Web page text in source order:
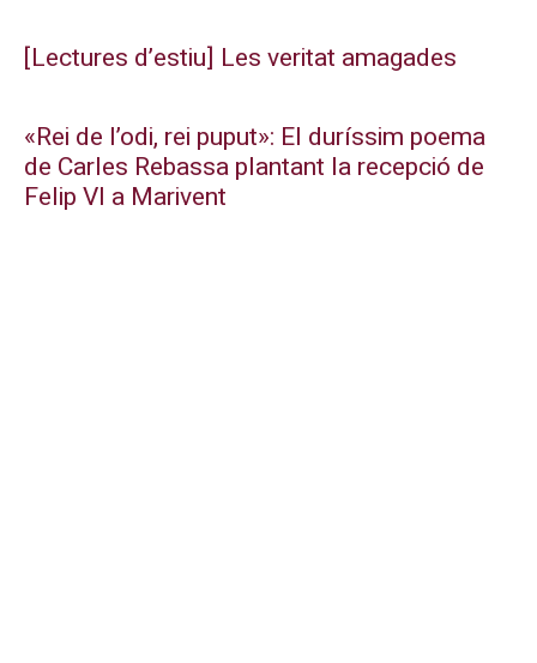
[Lectures d’estiu] Les veritat amagades
«Rei de l’odi, rei puput»: El duríssim poema
de Carles Rebassa plantant la recepció de
Felip VI a Marivent